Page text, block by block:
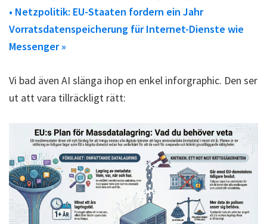
• Netzpolitik: EU-Staaten fordern ein Jahr
Vorratsdatenspeicherung für Internet-Dienste wie
Messenger »
Vi bad även AI slänga ihop en enkel inforgraphic. Den ser
ut att vara tillräckligt rätt: